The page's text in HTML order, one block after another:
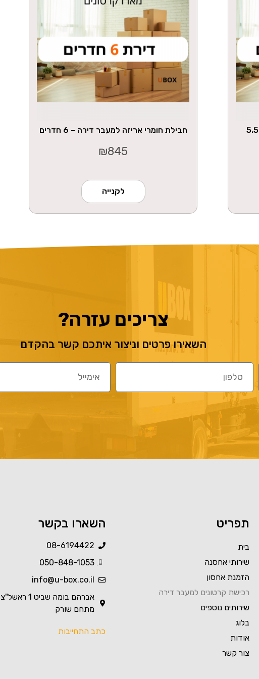
חבילת חומרי אריזה למעבר דירה – 5.5
חבילת חומרי אריזה למעבר דירה – 6 חדרים
₪845
לקנייה
צריכים עזרה?
השאירו פרטים וניצור איתכם קשר בהקדם
תפריט
בית
שירותי אחסנה
הזמנת אחסון
רכישת קרטונים למעבר דירה
שירותים נוספים
בלוג
אודות
צור קשר
השארו בקשר
08-6194422
from the Noun Project
050-848-1053
info@u-box.co.il
אברהם בומה שביט 1
מתחם שורק
כתב התחייבות